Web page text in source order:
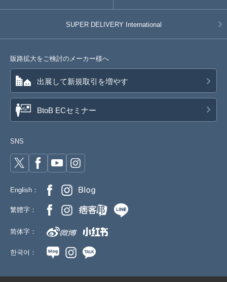
SUPER DELIVERY International
販路拡大をご検討のメーカー様へ
出展して新規取引を増やす
BtoB ECセミナー
SNS
English：
繁體字：
简体字：
한국어：